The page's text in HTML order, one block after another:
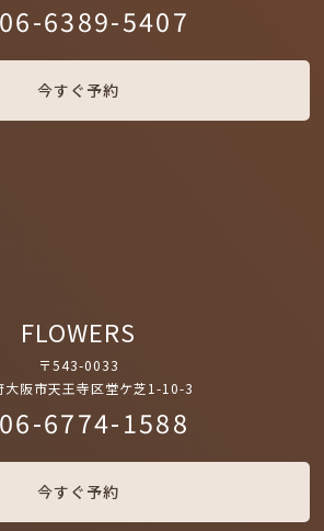
06-6389-5407
今すぐ予約
FLOWERS
〒543-0033
大阪市天王寺区堂ケ芝1-10-3
06-6774-1588
今すぐ予約